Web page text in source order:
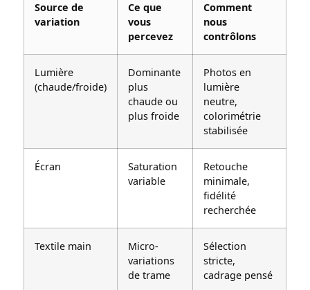
Source de
variation
Ce que
vous
percevez
Comment
nous
contrôlons
Lumière
(chaude/froide)
Dominante
plus
chaude ou
plus froide
Photos en
lumière
neutre,
colorimétrie
stabilisée
Écran
Saturation
variable
Retouche
minimale,
fidélité
recherchée
Textile main
Micro-
variations
de trame
Sélection
stricte,
cadrage pensé